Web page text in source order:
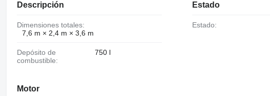
Descripción
Dimensiones totales:
7,6 m × 2,4 m × 3,6 m
Depósito de
combustible:
750 l
Motor
Estado
Estado: